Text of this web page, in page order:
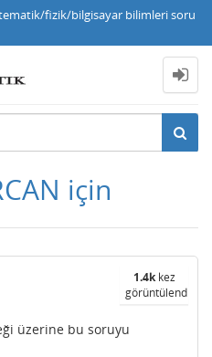
fizik/bilgisayar bilimleri soru
için
1.4kkez
görüntülendi
üzerine bu soruyu